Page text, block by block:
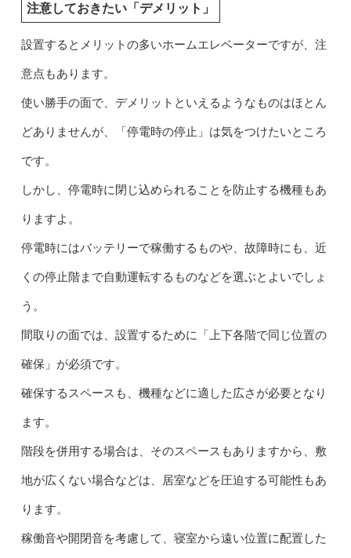
注意しておきたい「デメリット」
設置するとメリットの多いホームエレベーターですが、注
意点もあります。
使い勝手の面で、デメリットといえるようなものはほとん
どありませんが、「停電時の停止」は気をつけたいところ
です。
しかし、停電時に閉じ込められることを防止する機種もあ
りますよ。
停電時にはバッテリーで稼働するものや、故障時にも、近
くの停止階まで自動運転するものなどを選ぶとよいでしょ
う。
間取りの面では、設置するために「上下各階で同じ位置の
確保」が必須です。
確保するスペースも、機種などに適した広さが必要となり
ます。
階段を併用する場合は、そのスペースもありますから、敷
地が広くない場合などは、居室などを圧迫する可能性もあ
ります。
稼働音や開閉音を考慮して、寝室から遠い位置に配置した